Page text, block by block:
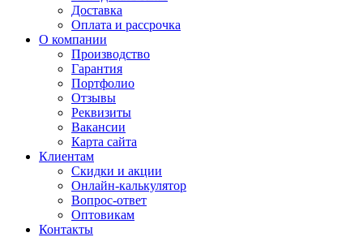
Доставка
Оплата и рассрочка
О компании
Производство
Гарантия
Портфолио
Отзывы
Реквизиты
Вакансии
Карта сайта
Клиентам
Скидки и акции
Онлайн-калькулятор
Вопрос-ответ
Оптовикам
Контакты